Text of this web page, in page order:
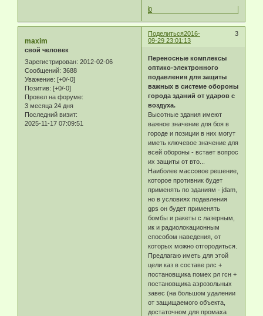
0
Поделиться 3
2016-
09-29 23:01:13
maxim
свой человек
Зарегистрирован: 2012-02-06
Сообщений: 3688
Уважение: [+0/-0]
Позитив: [+0/-0]
Провел на форуме:
3 месяца 24 дня
Последний визит:
2025-11-17 07:09:51
Переносные комплексы
оптико-электронного
подавления для защиты
важных в системе обороны
города зданий от ударов с
воздуха.
Высотные здания имеют
важное значение для боя в
городе и позиции в них могут
иметь ключевое значение для
всей обороны - встает вопрос
их защиты от вто...
Наиболее массовое решение,
которое противник будет
применять по зданиям - jdam,
но в условиях подавления
gps он будет применять
бомбы и ракеты с лазерным,
ик и радиолокационным
способом наведения, от
которых можно отгородиться.
Предлагаю иметь для этой
цели каз в составе рлс +
постановщика помех рл гсн +
постановщика аэрозольных
завес (на большом удалении
от защищаемого объекта,
достаточном для промаха